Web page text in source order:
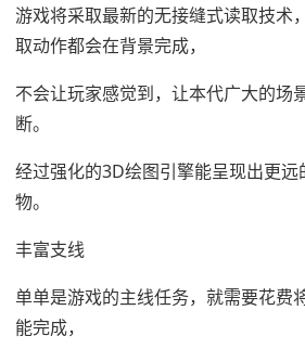
游戏将采取最新的无接缝式读取技术
取动作都会在背景完成，
不会让玩家感觉到，让本代广大的场
断。
经过强化的3D绘图引擎能呈现出更
物。
丰富支线
单单是游戏的主线任务，就需要花费
能完成，